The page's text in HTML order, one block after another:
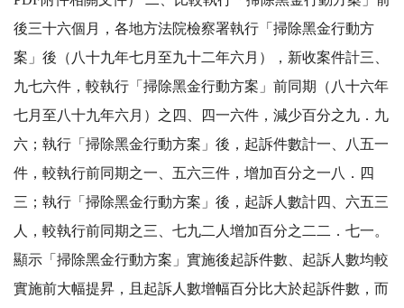
後三十六個月，各地方法院檢察署執行「掃除黑金行動方
案」後（八十九年七月至九十二年六月），新收案件計三、
九七六件，較執行「掃除黑金行動方案」前同期（八十六年
七月至八十九年六月）之四、四一六件，減少百分之九．九
六；執行「掃除黑金行動方案」後，起訴件數計一、八五一
件，較執行前同期之一、五六三件，增加百分之一八．四
三；執行「掃除黑金行動方案」後，起訴人數計四、六五三
人，較執行前同期之三、七九二人增加百分之二二．七一。
顯示「掃除黑金行動方案」實施後起訴件數、起訴人數均較
實施前大幅提昇，且起訴人數增幅百分比大於起訴件數，而